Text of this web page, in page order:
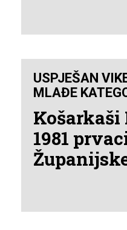
USPJEŠAN
MLAĐE
Košarkaši
1981